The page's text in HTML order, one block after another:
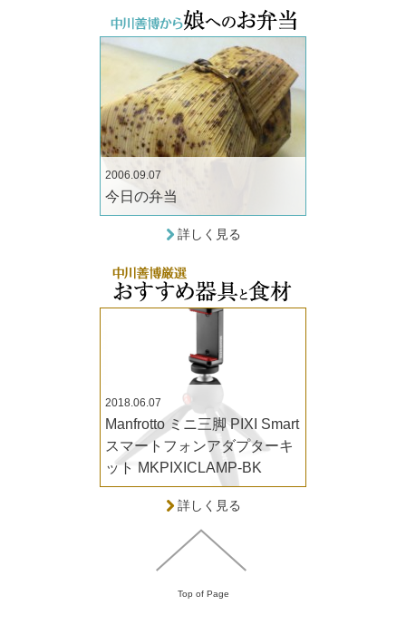
2006.09.07
今日の弁当
詳しく見る
2018.06.07
Manfrotto ミニ三脚 PIXI Smart
スマートフォンアダプターキ
ット MKPIXICLAMP-BK
詳しく見る
Top of Page